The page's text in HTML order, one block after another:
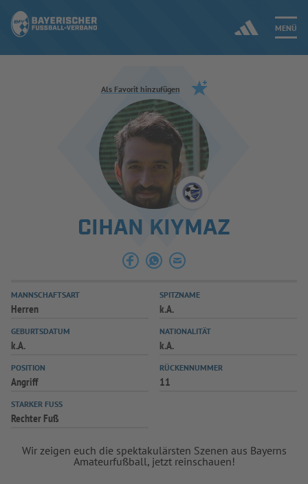
MENÜ
Jetzt einloggen
ERGEBNISSE & WETTBEWERBE
SPIELBETRIEB & VERBANDSLEBEN
AUSBILDUNG & FÖRDERUNG
SPIELPLUS
Als Favorit hinzufügen
CIHAN KIYMAZ
MANNSCHAFTSART
Herren
SPITZNAME
k.A.
GEBURTSDATUM
k.A.
NATIONALITÄT
k.A.
POSITION
Angriff
RÜCKENNUMMER
11
STARKER FUSS
Rechter Fuß
Wir zeigen euch die spektakulärsten Szenen aus Bayerns
Amateurfußball, jetzt reinschauen!